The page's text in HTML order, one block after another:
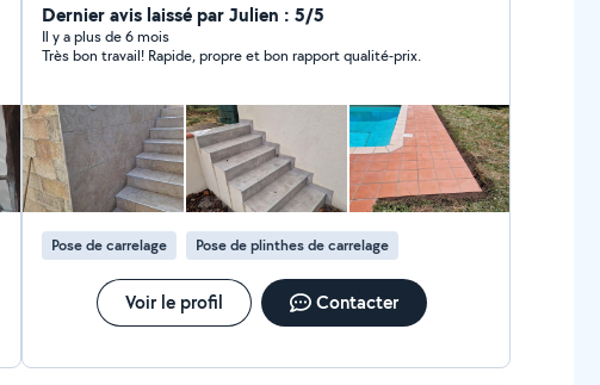
façade. Fort d'une expérience solide, nous intervenons
sur tous types de bâtiments neufs ou en rénovation
pour offrir à vos murs une protection durable et une
d'enduit monocouche finition grattée Ravalement et
rénovation de façades Traitement et préparation des
supports Travaux avec échafaudage sécurisé Nous
travaillons avec des matériaux de qualité, respectueux
des normes en vigueur, afin de garantir une finition
impeccable et une longévité optimale. Notre objectif :
vous offrir une façade qui allie protection, performance
et élégance. Zone d'intervention : TOULOUSE ET SES
ALENTOURS Contactez-nous dès aujourd'hui pour un
devis gratuit et personnalisé.
Dernier avis laissé par Julien : 5/5
Il y a plus de 6 mois
Très bon travail! Rapide, propre et bon rapport qualité-prix.
Pose de carrelage Pose de plinthes de carrelage
Voir le profil Contacter